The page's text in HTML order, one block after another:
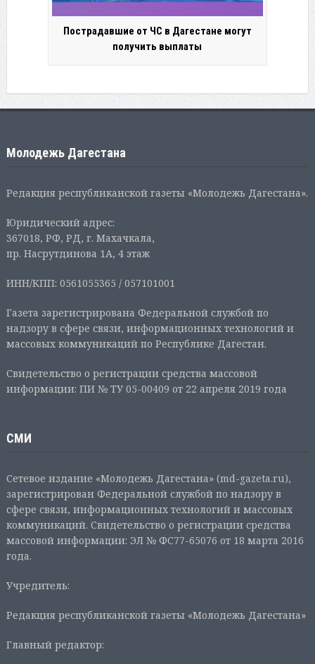
Пострадавшие от ЧС в Дагестане могут
получить выплаты
Молодежь Дагестана
Редакция республиканской газеты «Молодежь Дагестана».
Юридический адрес:
367018, РФ, РД, г. Махачкала,
пр. Насрутдинова 1А, 4 этаж
ИНН/КПП: 0561055365 / 057101001
Газета зарегистрирована Федеральной службой по
надзору в сфере связи, информационных технологий и
массовых коммуникаций по Республике Дагестан.
Свидетельство о регистрации средства массовой
информации: ПИ № ТУ 05-00409 от 22 апреля 2019 года
СМИ
Сетевое издание «Молодежь Дагестана» (md-gazeta.ru),
зарегистрирован Федеральной службой по надзору в
сфере связи, информационных технологий и массовых
коммуникаций. Свидетельство о регистрации средства
массовой информации: ЭЛ № ФС77-65076 от 18 марта 2016
года.
Учредитель:
Редакция республиканской газеты «Молодежь Дагестана»
Главный редактор: